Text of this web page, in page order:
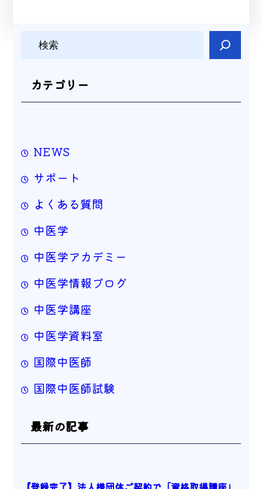
カテゴリー
NEWS
サポート
よくある質問
中医学
中医学アカデミー
中医学情報ブログ
中医学講座
中医学資料室
国際中医師
国際中医師試験
最新の記事